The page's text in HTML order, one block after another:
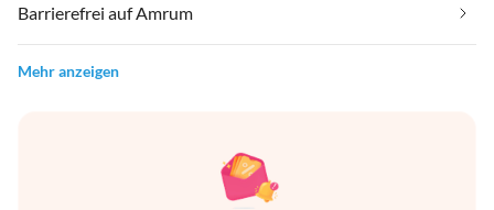
Barrierefrei auf Amrum
Mehr anzeigen